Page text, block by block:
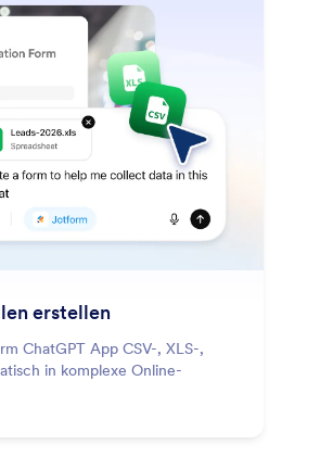
erfahren : Create Forms From
erstellen
ChatGPT App CSV-, XLS-,
in komplexe Online-